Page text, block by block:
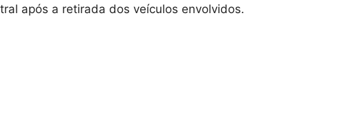
após a retirada dos veículos envolvidos.